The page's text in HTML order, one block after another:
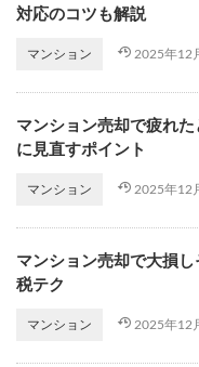
対応のコツも解説
マンション 2025年12
マンション売却で疲れ
に見直すポイント
マンション 2025年12
マンション売却で大損
税テク
マンション 2025年12